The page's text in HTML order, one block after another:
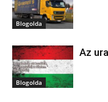
Blogolda
Blogolda
Az